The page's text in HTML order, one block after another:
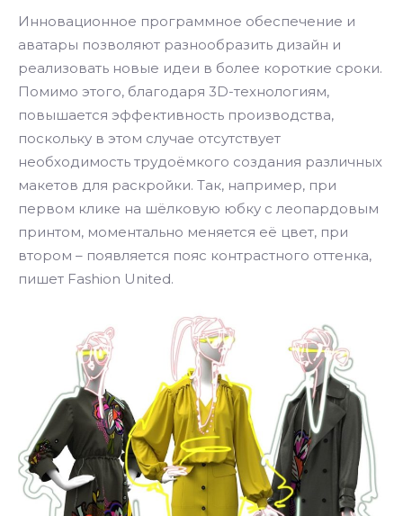
Инновационное программное обеспечение и
аватары позволяют разнообразить дизайн и
реализовать новые идеи в более короткие сроки.
Помимо этого, благодаря 3D-технологиям,
повышается эффективность производства,
поскольку в этом случае отсутствует
необходимость трудоёмкого создания различных
макетов для раскройки. Так, например, при
первом клике на шёлковую юбку с леопардовым
принтом, моментально меняется её цвет, при
втором – появляется пояс контрастного оттенка,
пишет Fashion United.